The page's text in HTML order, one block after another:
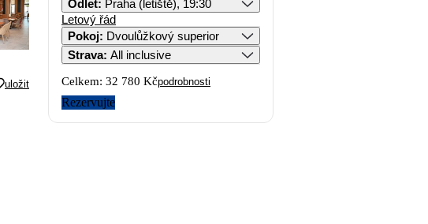
uložit
Odlet: Praha (letiště), 19:30
Letový řád
Pokoj: Dvoulůžkový superior
Strava: All inclusive
Celkem: 32 780 Kčpodrobnosti
Rezervujte